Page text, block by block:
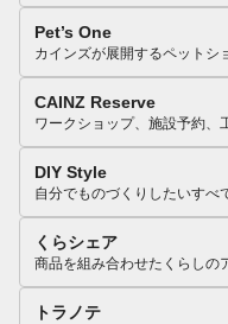
Pet’s One
カインズが展開するペットシ
CAINZ Reserve
ワークショップ、施設予約、
DIY Style
自分でものづくりしたいすべ
くらシェア
商品を組み合わせたくらしの
トラノテ